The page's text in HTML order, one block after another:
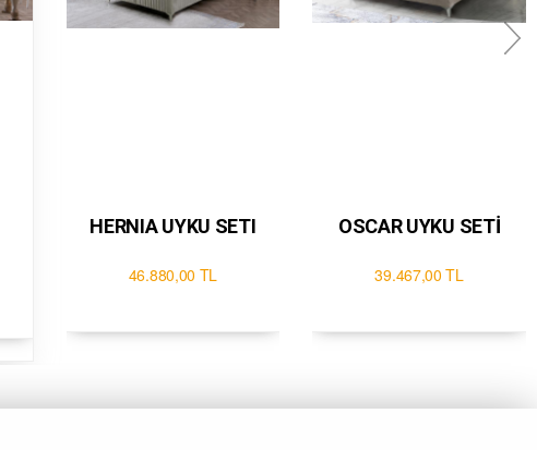
HERNIA UYKU SETI
46.880,00 TL
OSCAR UYKU SETİ
39.467,00 TL